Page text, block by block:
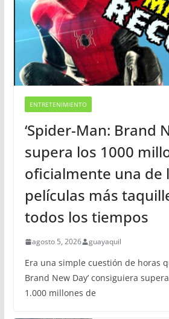
ENTRETENIMIENTO
‘Spider-Man: Brand
supera los 1000
oficialmente una de
películas más
todos los tiempos
agosto 5, 2026 guayaquil
Era una simple cuestión de horas
Brand New Day’ consiguiera
1.000 millones de